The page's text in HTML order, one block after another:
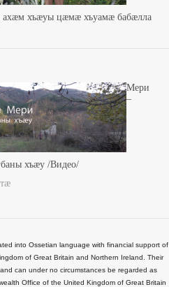
хъæуы цæмæ хъуамæ бабæлла
Мери
–
хъæу /Видео/
into Ossetian language with financial support of
of Great Britain and Northern Ireland. Their
can under no circumstances be regarded as
Office of the United Kingdom of Great Britain